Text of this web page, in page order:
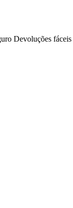
Devoluções fáceis